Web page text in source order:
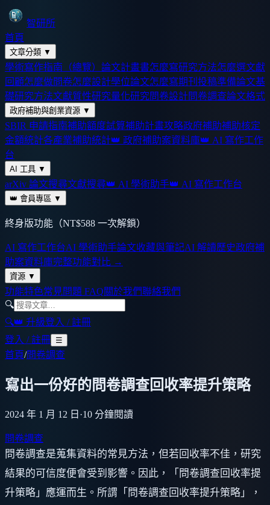
智研所
首頁
文章分類 ▼
學術寫作指南（總覽） 論文計畫書怎麼寫研究方法怎麼選文獻
回顧怎麼做問卷怎麼設計學位論文怎麼寫期刊投稿準備論文基
礎研究方法文獻質性研究量化研究問卷設計問卷調查論文格式
政府補助與創業資源 ▼
SBIR 申請指南補助額度試算補助計畫攻略政府補助補助核定
金額統計各產業補助統計👑 政府補助案資料庫👑 AI 寫作工作
台
AI 工具 ▼
arXiv 論文搜尋文獻搜尋👑 AI 學術助手👑 AI 寫作工作台
👑 會員專區 ▼
終身版功能（NT$588 一次解鎖）
AI 寫作工作台AI 學術助手論文收藏與筆記AI 解讀歷史政府補
助案資料庫完整功能對比 →
資源 ▼
功能特色常見問題 FAQ關於我們聯絡我們
🔍
🔍👑 升級登入 / 註冊
登入 / 註冊 ☰
首頁/問卷調查
寫出一份好的問卷調查回收率提升策略
2024 年 1 月 12 日 ·10 分鐘閱讀
問卷調查
問卷調查是蒐集資料的常見方法，但若回收率不佳，研究
結果的可信度便會受到影響。因此，「問卷調查回收率提
升策略」應運而生。所謂「問卷調查回收率提升策略」，